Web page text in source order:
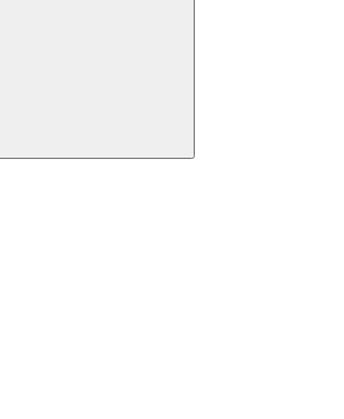
Buscar